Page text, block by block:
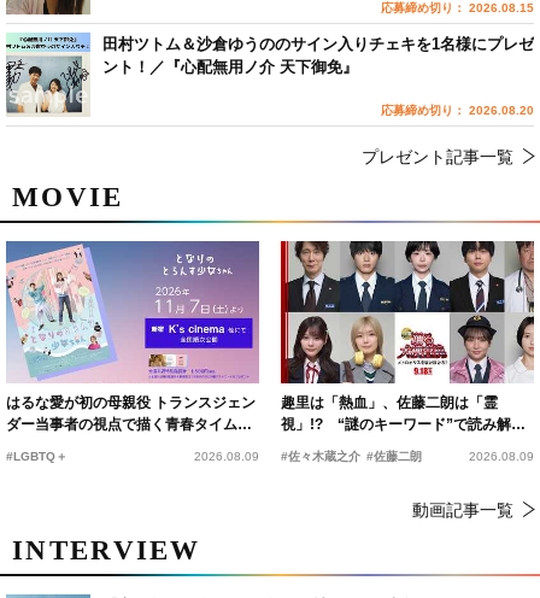
MOVIE
はるな愛が初の母親役 トランスジェン
ダー当事者の視点で描く青春タイムス
#LGBTQ＋ 2026.08.09
趣里は「熱血」、佐藤二朗は「霊
視」!? “謎のキーワード”で読み解く
『踊る大捜査線 N.E.W.』新メンバー
#佐々木蔵之介 #佐藤二朗 2026.08.09
動画記事一覧
INTERVIEW
応募締め切り： 2026.08.15
田村ツトム＆沙倉ゆうののサイン入りチェキを1名様にプレゼ
ント！／『心配無用ノ介 天下御免』
応募締め切り： 2026.08.20
プレゼント記事一覧